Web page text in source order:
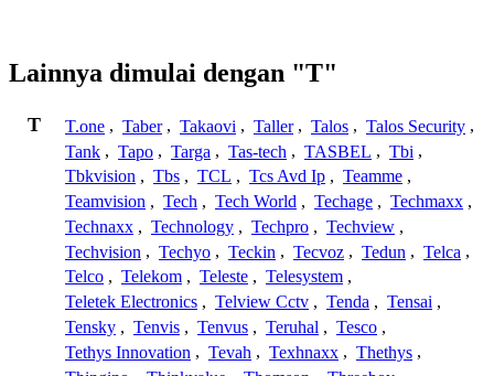
Lainnya dimulai dengan "T"
T T.one , Taber , Takaovi , Taller , Talos , Talos Security ,
Tank , Tapo , Targa , Tas-tech , TASBEL , Tbi ,
Tbkvision , Tbs , TCL , Tcs Avd Ip , Teamme ,
Teamvision , Tech , Tech World , Techage , Techmaxx ,
Technaxx , Technology , Techpro , Techview ,
Techvision , Techyo , Teckin , Tecvoz , Tedun , Telca ,
Telco , Telekom , Teleste , Telesystem ,
Teletek Electronics , Telview Cctv , Tenda , Tensai ,
Tensky , Tenvis , Tenvus , Teruhal , Tesco ,
Tethys Innovation , Tevah , Texhnaxx , Thethys ,